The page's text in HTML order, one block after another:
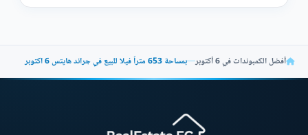
أفضل الكمبوندات في 6 أكتوبر —بمساحة 653 متراً فيلا للبيع في جراند هايتس 6 اكتوبر